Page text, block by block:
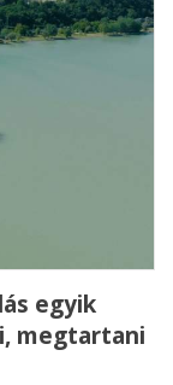
egyik
megtartani